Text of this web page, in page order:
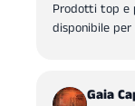
Prodotti top e
disponibile
Gaia